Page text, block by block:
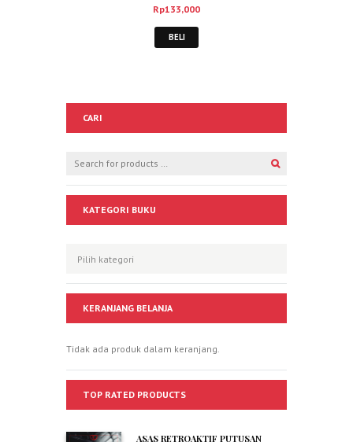
Rp133,000
BELI
CARI
KATEGORI BUKU
KERANJANG BELANJA
Tidak ada produk dalam keranjang.
TOP RATED PRODUCTS
ASAS RETROAKTIF PUTUSAN